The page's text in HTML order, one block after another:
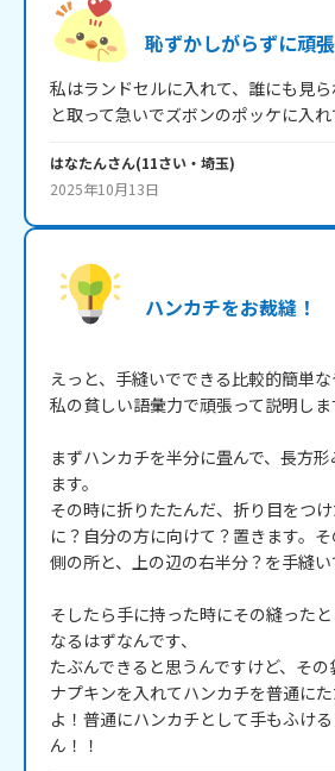
恥ずかしがらずに頑張
私はランドセルに入れて、誰にも見
と取って急いでズボンのポッケに入れ
はなたんさん(11さい・ 埼玉)
2025年10月13日
ハンカチをお裁縫！
えっと、手縫いでできる比較的簡単な
私の貧しい語彙力で頑張って説明しま
まずハンカチを半分に畳んで、長方
ます。
その時に折りたたんだ、折り目をつ
に？自分の方に向けて？置きます。
側の所と、上の辺の右半分？を手縫い
そしたら手に持った時にその縫った
なるはずなんです、
たぶんできると思うんですけど、そ
ナプキンを入れてハンカチを普通に
よ！普通にハンカチとして手もふけ
ん！！